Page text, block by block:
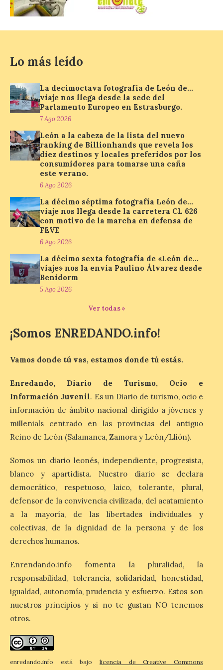
localizar y disfrutar del
eclipse solar del 12 de
posición exacta del Sol y
así localizar el lugar ideal
para observar el eclipse
solar del 12 de agosto de 2026 sin
obstáculos. El visor es una herramienta a
la […]
Paradores renueva su
compromiso con La Vuelta
como patrocinador oficial
7 Ago 2026
La cadena hotelera pública
volverá a estar presente
en la zona de descanso
junto al control de firmas
y, como novedad, en el
Leaders Lounge, dos espacios exclusivos
para los ciclistas. El recorrido de La
Última llamada: Eclipse
Dónde alojarse y a qué
7 Ago 2026
León es la provincia más
económica (116€/noche),
pero también una de las
más agotadas: solo un 4%
Zamora, Palencia y Álava son las
provincias con menos margen: apenas un
1% de los alojamientos siguen libres para
esas […]
El eclipse genera un boom
de reservas hoteleras y
precios desorbitados,
7 Ago 2026
Asturias lidera el impacto
del fenómeno, con el
auge de la demanda redefine la
planificación: reservas más anticipadas y
estancias más breves en torno al evento.
Lo más leído
La decimoctava fotografía de León de…
viaje nos llega desde la sede del
Parlamento Europeo en Estrasburgo.
7 Ago 2026
León a la cabeza de la lista del nuevo
ranking de Billionhands que revela los
diez destinos y locales preferidos por los
consumidores para tomarse una caña
este verano.
6 Ago 2026
La décimo séptima fotografía León de…
viaje nos llega desde la carretera CL 626
con motivo de la marcha en defensa de
FEVE
6 Ago 2026
La décimo sexta fotografía de «León de…
viaje» nos la envía Paulino Álvarez desde
Benidorm
5 Ago 2026
Ver todas »
¡Somos ENREDANDO.info!
Vamos donde tú vas, estamos donde tú estás.
Enredando, Diario de Turismo, Ocio e
Información Juvenil. Es un Diario de turismo, ocio e
información de ámbito nacional dirigido a jóvenes y
millenials centrado en las provincias del antiguo
Reino de León (Salamanca, Zamora y León/Llión).
Somos un diario leonés, independiente, progresista,
blanco y apartidista. Nuestro diario se declara
democrático, respetuoso, laico, tolerante, plural,
defensor de la convivencia civilizada, del acatamiento
a la mayoría, de las libertades individuales y
colectivas, de la dignidad de la persona y de los
derechos humanos.
Enrendando.info fomenta la pluralidad, la
responsabilidad, tolerancia, solidaridad, honestidad,
igualdad, autonomía, prudencia y esfuerzo. Estos son
nuestros principios y si no te gustan NO tenemos
otros.
enredando.info está bajo licencia de Creative Commons